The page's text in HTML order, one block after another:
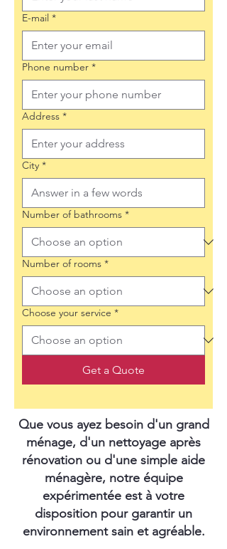
E-mail *
Phone number *
Address *
City *
Number of bathrooms *
Number of rooms *
Choose your service *
Get a Quote
Que vous ayez besoin d'un grand
ménage, d'un nettoyage après
rénovation ou d'une simple aide
ménagère, notre équipe
expérimentée est à votre
disposition pour garantir un
environnement sain et agréable.